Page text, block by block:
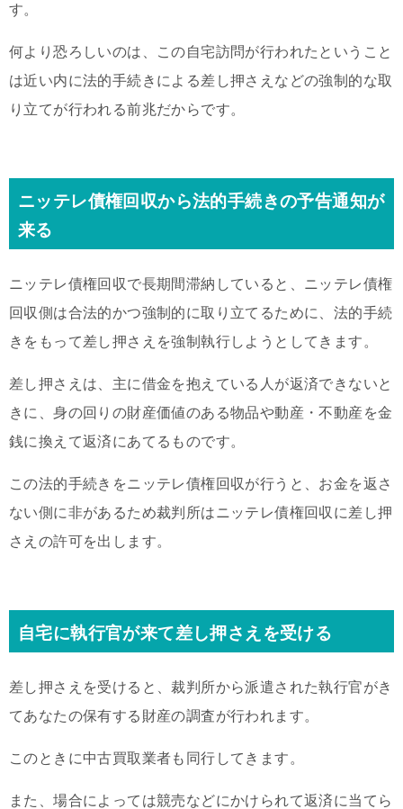
す。
何より恐ろしいのは、この自宅訪問が行われたということ
は近い内に法的手続きによる差し押さえなどの強制的な取
り立てが行われる前兆だからです。
ニッテレ債権回収から法的手続きの予告通知が
来る
ニッテレ債権回収で長期間滞納していると、ニッテレ債権
回収側は合法的かつ強制的に取り立てるために、法的手続
きをもって差し押さえを強制執行しようとしてきます。
差し押さえは、主に借金を抱えている人が返済できないと
きに、身の回りの財産価値のある物品や動産・不動産を金
銭に換えて返済にあてるものです。
この法的手続きをニッテレ債権回収が行うと、お金を返さ
ない側に非があるため裁判所はニッテレ債権回収に差し押
さえの許可を出します。
自宅に執行官が来て差し押さえを受ける
差し押さえを受けると、裁判所から派遣された執行官がき
てあなたの保有する財産の調査が行われます。
このときに中古買取業者も同行してきます。
また、場合によっては競売などにかけられて返済に当てら